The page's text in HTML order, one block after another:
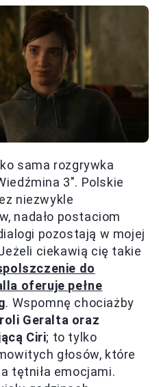
sama rozgrywka
3". Polskie
niezwykle
nadało postaciom
pozostają w mojej
ciekawią cię takie
do
oferuje pełne
. Wspomnę chociażby
Geralta oraz
Ciri; to tylko
głosów, które
tętniła emocjami.